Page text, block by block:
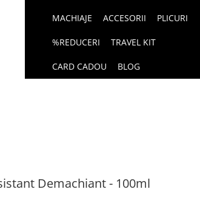
MACHIAJE ACCESORII PLICURI
%REDUCERI TRAVEL KIT
CARD CADOU BLOG
Demachiant - 100ml